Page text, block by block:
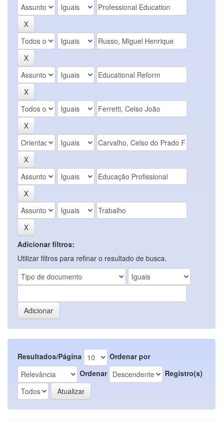
Adicionar filtros:
Utilizar filtros para refinar o resultado de busca.
Resultados/Página
Ordenar por
Ordenar
Registro(s)